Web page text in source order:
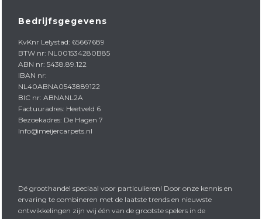
Bedrijfsgegevens
KvKnr Lelystad: 65667689
BTW nr: NL001534280B85
ABN nr: 5438.89.122
IBAN nr:
NL40ABNA0543889122
BIC nr: ABNANL2A
Factuuradres: Heetveld 6
Bezoekadres: De Hagen 7
Info@meijercarpets.nl
Dé groothandel speciaal voor particulieren! Door onze kennis en
ervaring te combineren met de laatste trends en nieuwste
ontwikkelingen zijn wij één van de grootste spelers in de